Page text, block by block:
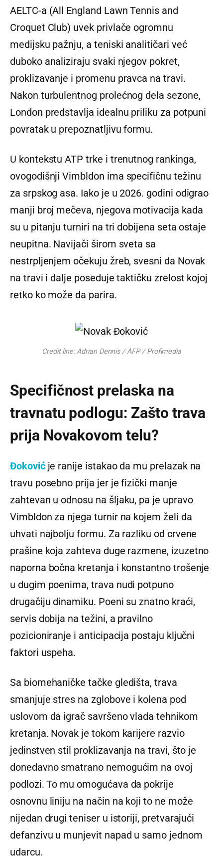
AELTC-a (All England Lawn Tennis and
Croquet Club) uvek privlače ogromnu
medijsku pažnju, a teniski analitičari već
duboko analiziraju svaki njegov pokret,
proklizavanje i promenu pravca na travi.
Nakon turbulentnog prolećnog dela sezone,
London predstavlja idealnu priliku za potpuni
povratak u prepoznatljivu formu.
U kontekstu ATP trke i trenutnog rankinga,
ovogodišnji Vimbldon ima specifičnu težinu
za srpskog asa. Iako je u 2026. godini odigrao
manji broj mečeva, njegova motivacija kada
su u pitanju turniri na tri dobijena seta ostaje
neupitna. Navijači širom sveta sa
nestrpljenjem očekuju žreb, svesni da Novak
na travi i dalje poseduje taktičku zrelost kojoj
retko ko može da parira.
Credit line: Adrian Dennis / AFP / Profimedia
Specifičnost prelaska na
travnatu podlogu: Zašto trava
prija Novakovom telu?
Đokovićje ranije istakao da mu prelazak na
travu posebno prija jer je fizički manje
zahtevan u odnosu na šljaku, pa je upravo
Vimbldon za njega turnir na kojem želi da
uhvati najbolju formu. Za razliku od crvene
prašine koja zahteva duge razmene, izuzetno
naporna bočna kretanja i konstantno trošenje
u dugim poenima, trava nudi potpuno
drugačiju dinamiku. Poeni su znatno kraći,
servis dobija na težini, a pravilno
pozicioniranje i anticipacija postaju ključni
faktori uspeha.
Sa biomehaničke tačke gledišta, trava
smanjuje stres na zglobove i kolena pod
uslovom da igrač savršeno vlada tehnikom
kretanja. Novak je tokom karijere razvio
jedinstven stil proklizavanja na travi, što je
donedavno smatrano nemogućim na ovoj
podlozi. To mu omogućava da pokrije
osnovnu liniju na način na koji to ne može
nijedan drugi teniser u istoriji, pretvarajući
defanzivu u munjevit napad u samo jednom
udarcu.